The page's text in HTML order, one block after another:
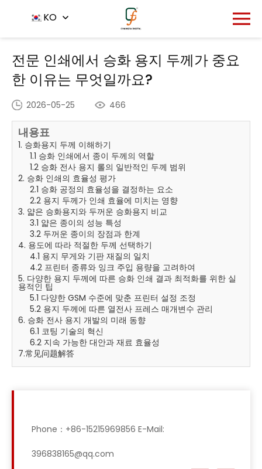
KO
뉴스 센터
전문 인쇄에서 승화 용지 두께가 중요한 이
전문 인쇄에서 승화 용지 두께가 중요
한 이유는 무엇일까요?
2026-05-25 466
내용표
1. 승화용지 두께 이해하기
1.1 승화 인쇄에서 종이 두께의 역할
1.2 승화 전사 용지 롤의 일반적인 두께 범위
2. 승화 인쇄의 효율성 평가
2.1 승화 공정의 효율성을 결정하는 요소
2.2 용지 두께가 인쇄 효율에 미치는 영향
3. 얇은 승화용지와 두꺼운 승화용지 비교
3.1 얇은 종이의 성능 특성
3.2 두꺼운 종이의 장점과 한계
4. 용도에 따라 적절한 두께 선택하기
4.1 용지 무게와 기판 재질의 일치
4.2 프린터 종류와 잉크 주입 용량을 고려하여
5. 다양한 용지 두께에 따른 승화 인쇄 결과 최적화를 위한 실
용적인 팁
5.1 다양한 GSM 수준에 맞춘 프린터 설정 조정
5.2 용지 두께에 따른 열전사 프레스 매개변수 관리
6. 승화 전사 용지 개발의 미래 동향
6.1 코팅 기술의 혁신
6.2 지속 가능한 대안과 재료 효율성
7.常见问题解答
Phone：+86-15215969856 E-Mail:
396838165@qq.com